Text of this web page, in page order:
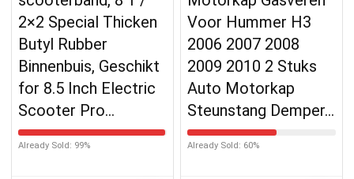
2×2 Special Thicken
Butyl Rubber
Binnenbuis, Geschikt
for 8.5 Inch Electric
Scooter Pro…
Already Sold: 99%
Voor Hummer H3
2006 2007 2008
2009 2010 2 Stuks
Auto Motorkap
Steunstang Demper…
Already Sold: 60%